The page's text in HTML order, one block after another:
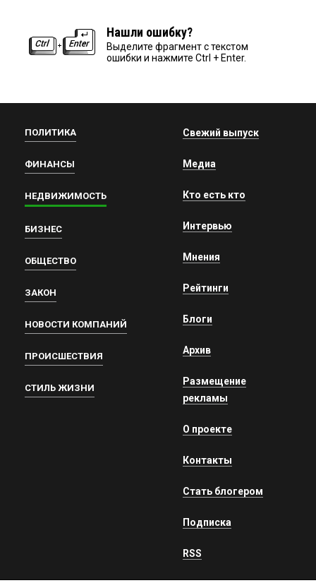
Нашли ошибку?
Выделите фрагмент с текстом
ошибки и нажмите Ctrl + Enter.
ПОЛИТИКА
ФИНАНСЫ
НЕДВИЖИМОСТЬ
БИЗНЕС
ОБЩЕСТВО
ЗАКОН
НОВОСТИ КОМПАНИЙ
ПРОИСШЕСТВИЯ
СТИЛЬ ЖИЗНИ
Свежий выпуск
Медиа
Кто есть кто
Интервью
Мнения
Рейтинги
Блоги
Архив
Размещение
рекламы
О проекте
Контакты
Стать блогером
Подписка
RSS